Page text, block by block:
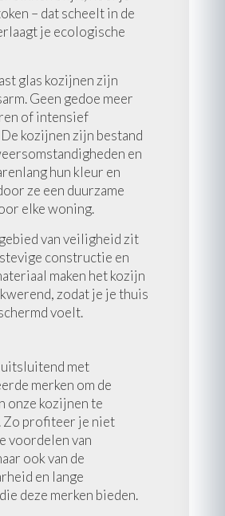
– dat scheelt in de
je ecologische
glas kozijnen zijn
Geen gedoe meer
of intensief
kozijnen zijn bestand
en
hun kleur en
ze een duurzame
elke woning.
van veiligheid zit
constructie en
maken het kozijn
zodat je je thuis
voelt.
met
merken om de
onze kozijnen te
Zo profiteer je niet
voordelen van
ook van de
en lange
deze merken bieden.